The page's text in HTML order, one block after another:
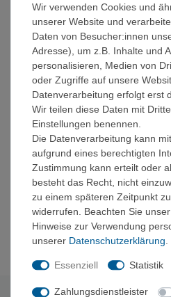
weniger besuchten Regionen,
Rolwaling-Himalaya. Ein
hochtourenerprobte
Kapitel zu den vielfältigen
Fünf- und Sechstausender.
Ein wunderbares Geschenk,
Schmökern. Wer sich dem
entstehenden Fernweh ergibt,
Standardwerk wertvolle
Reiseplanung, aber auch eine
die Zeit danach.
->Inhalt
Beispielseiten
Wir verwenden Cookies und
unserer Website und
Daten von Besucher:innen
Adresse), um z.B. Inhalte und
personalisieren, Medien von
oder Zugriffe auf unsere
Datenverarbeitung erfolgt erst
Wir teilen diese Daten mit
Einstellungen benennen.
Die Datenverarbeitung kann
aufgrund eines berechtigten
Zustimmung kann erteilt oder
besteht das Recht, nicht
zu einem späteren Zeitpunkt
widerrufen. Beachten Sie unser
Hinweise zur Verwendung
unserer Daten­schutz­erklärung
Essenziell Statistik
Zahlungsdienstleister